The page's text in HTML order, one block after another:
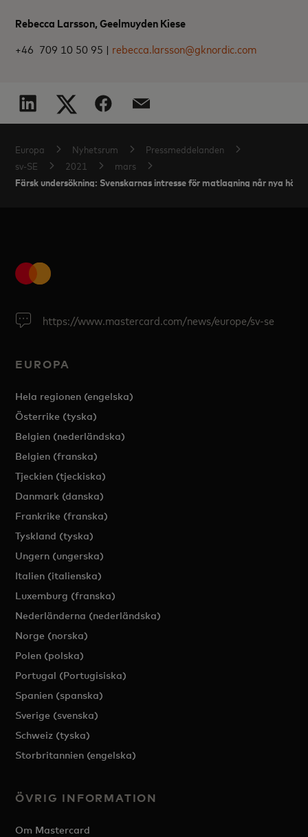
Rebecca Larsson, Geelmuyden Kiese
+46 709 10 50 95 | rebecca.larsson@gknordic.com
Europa Nyhetsrum
Pressmeddelanden
sv-SE
2021 mars
Färsk undersökning: Svenskarnas intresse för matlagning når nya
https://www.mastercard.com/news/europe/sv-se
EUROPA
Hela regionen (engelska)
Österrike (tyska)
Belgien (nederländska)
Belgien (franska)
Tjeckien (tjeckiska)
Danmark (danska)
Frankrike (franska)
Tyskland (tyska)
Ungern (ungerska)
Italien (italienska)
Luxemburg (franska)
Nederländerna (nederländska)
Norge (norska)
Polen (polska)
Portugal (Portugisiska)
Spanien (spanska)
Sverige (svenska)
Schweiz (tyska)
Storbritannien (engelska)
ÖVRIG INFORMATION
Om Mastercard